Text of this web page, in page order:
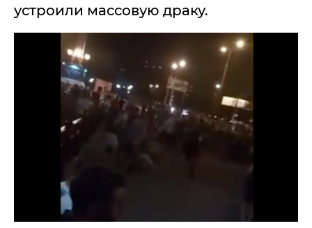
устроили массовую драку.